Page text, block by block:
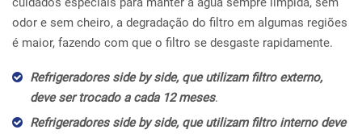
odor e sem cheiro, a degradação do filtro em algumas regiões
é maior, fazendo com que o filtro se desgaste rapidamente.
Refrigeradores side by side, que utilizam filtro externo,
deve ser trocado a cada 12 meses.
Refrigeradores side by side, que utilizam filtro interno deve